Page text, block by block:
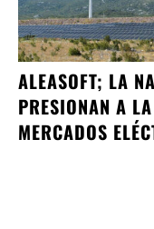
ALEASOFT; LA
PRESIONAN A
MERCADOS